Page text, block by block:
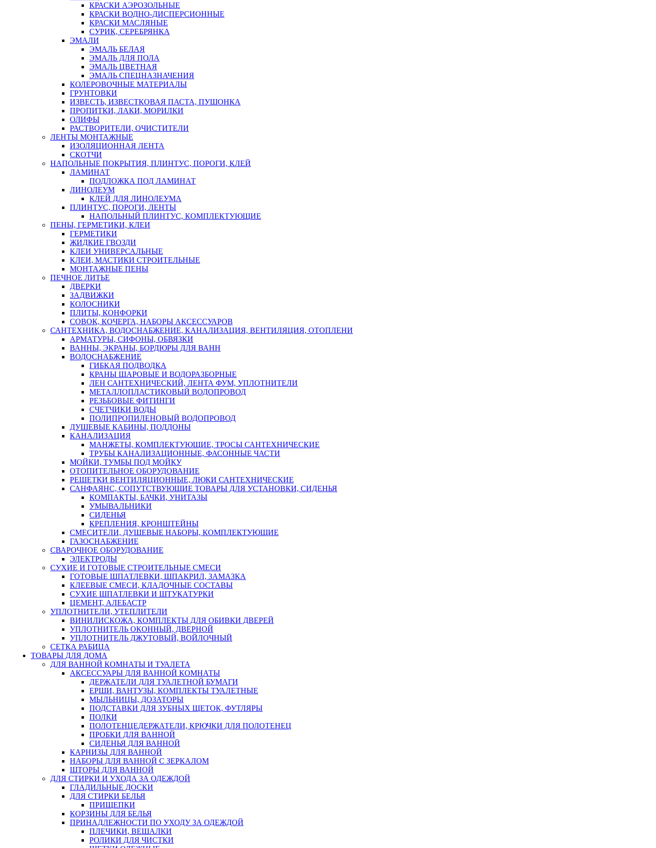
КРАСКИ АЭРОЗОЛЬНЫЕ
КРАСКИ ВОДНО-ДИСПЕРСИОННЫЕ
КРАСКИ МАСЛЯНЫЕ
СУРИК, СЕРЕБРЯНКА
ЭМАЛИ
ЭМАЛЬ БЕЛАЯ
ЭМАЛЬ ДЛЯ ПОЛА
ЭМАЛЬ ЦВЕТНАЯ
ЭМАЛЬ СПЕЦНАЗНАЧЕНИЯ
КОЛЕРОВОЧНЫЕ МАТЕРИАЛЫ
ГРУНТОВКИ
ИЗВЕСТЬ, ИЗВЕСТКОВАЯ ПАСТА, ПУШОНКА
ПРОПИТКИ, ЛАКИ, МОРИЛКИ
ОЛИФЫ
РАСТВОРИТЕЛИ, ОЧИСТИТЕЛИ
ЛЕНТЫ МОНТАЖНЫЕ
ИЗОЛЯЦИОННАЯ ЛЕНТА
СКОТЧИ
НАПОЛЬНЫЕ ПОКРЫТИЯ, ПЛИНТУС, ПОРОГИ, КЛЕЙ
ЛАМИНАТ
ПОДЛОЖКА ПОД ЛАМИНАТ
ЛИНОЛЕУМ
КЛЕЙ ДЛЯ ЛИНОЛЕУМА
ПЛИНТУС, ПОРОГИ, ЛЕНТЫ
НАПОЛЬНЫЙ ПЛИНТУС, КОМПЛЕКТУЮЩИЕ
ПЕНЫ, ГЕРМЕТИКИ, КЛЕИ
ГЕРМЕТИКИ
ЖИДКИЕ ГВОЗДИ
КЛЕИ УНИВЕРСАЛЬНЫЕ
КЛЕИ, МАСТИКИ СТРОИТЕЛЬНЫЕ
МОНТАЖНЫЕ ПЕНЫ
ПЕЧНОЕ ЛИТЬЕ
ДВЕРКИ
ЗАДВИЖКИ
КОЛОСНИКИ
ПЛИТЫ, КОНФОРКИ
СОВОК, КОЧЕРГА, НАБОРЫ АКСЕССУАРОВ
САНТЕХНИКА, ВОДОСНАБЖЕНИЕ, КАНАЛИЗАЦИЯ, ВЕНТИЛЯЦИЯ, ОТОПЛЕНИ
АРМАТУРЫ, СИФОНЫ, ОБВЯЗКИ
ВАННЫ, ЭКРАНЫ, БОРДЮРЫ ДЛЯ ВАНН
ВОДОСНАБЖЕНИЕ
ГИБКАЯ ПОДВОДКА
КРАНЫ ШАРОВЫЕ И ВОДОРАЗБОРНЫЕ
ЛЕН САНТЕХНИЧЕСКИЙ, ЛЕНТА ФУМ, УПЛОТНИТЕЛИ
МЕТАЛЛОПЛАСТИКОВЫЙ ВОДОПРОВОД
РЕЗЬБОВЫЕ ФИТИНГИ
СЧЕТЧИКИ ВОДЫ
ПОЛИПРОПИЛЕНОВЫЙ ВОДОПРОВОД
ДУШЕВЫЕ КАБИНЫ, ПОДДОНЫ
КАНАЛИЗАЦИЯ
МАНЖЕТЫ, КОМПЛЕКТУЮЩИЕ, ТРОСЫ САНТЕХНИЧЕСКИЕ
ТРУБЫ КАНАЛИЗАЦИОННЫЕ, ФАСОННЫЕ ЧАСТИ
МОЙКИ, ТУМБЫ ПОД МОЙКУ
ОТОПИТЕЛЬНОЕ ОБОРУДОВАНИЕ
РЕШЕТКИ ВЕНТИЛЯЦИОННЫЕ, ЛЮКИ САНТЕХНИЧЕСКИЕ
САНФАЯНС, СОПУТСТВУЮЩИЕ ТОВАРЫ ДЛЯ УСТАНОВКИ, СИДЕНЬЯ
КОМПАКТЫ, БАЧКИ, УНИТАЗЫ
УМЫВАЛЬНИКИ
СИДЕНЬЯ
КРЕПЛЕНИЯ, КРОНШТЕЙНЫ
СМЕСИТЕЛИ, ДУШЕВЫЕ НАБОРЫ, КОМПЛЕКТУЮЩИЕ
ГАЗОСНАБЖЕНИЕ
СВАРОЧНОЕ ОБОРУДОВАНИЕ
ЭЛЕКТРОДЫ
СУХИЕ И ГОТОВЫЕ СТРОИТЕЛЬНЫЕ СМЕСИ
ГОТОВЫЕ ШПАТЛЕВКИ, ШПАКРИЛ, ЗАМАЗКА
КЛЕЕВЫЕ СМЕСИ, КЛАДОЧНЫЕ СОСТАВЫ
СУХИЕ ШПАТЛЕВКИ И ШТУКАТУРКИ
ЦЕМЕНТ, АЛЕБАСТР
УПЛОТНИТЕЛИ, УТЕПЛИТЕЛИ
ВИНИЛИСКОЖА, КОМПЛЕКТЫ ДЛЯ ОБИВКИ ДВЕРЕЙ
УПЛОТНИТЕЛЬ ОКОННЫЙ, ДВЕРНОЙ
УПЛОТНИТЕЛЬ ДЖУТОВЫЙ, ВОЙЛОЧНЫЙ
СЕТКА РАБИЦА
ТОВАРЫ ДЛЯ ДОМА
ДЛЯ ВАННОЙ КОМНАТЫ И ТУАЛЕТА
АКСЕССУАРЫ ДЛЯ ВАННОЙ КОМНАТЫ
ДЕРЖАТЕЛИ ДЛЯ ТУАЛЕТНОЙ БУМАГИ
ЕРШИ, ВАНТУЗЫ, КОМПЛЕКТЫ ТУАЛЕТНЫЕ
МЫЛЬНИЦЫ, ДОЗАТОРЫ
ПОДСТАВКИ ДЛЯ ЗУБНЫХ ЩЕТОК, ФУТЛЯРЫ
ПОЛКИ
ПОЛОТЕНЦЕДЕРЖАТЕЛИ, КРЮЧКИ ДЛЯ ПОЛОТЕНЕЦ
ПРОБКИ ДЛЯ ВАННОЙ
СИДЕНЬЯ ДЛЯ ВАННОЙ
КАРНИЗЫ ДЛЯ ВАННОЙ
НАБОРЫ ДЛЯ ВАННОЙ С ЗЕРКАЛОМ
ШТОРЫ ДЛЯ ВАННОЙ
ДЛЯ СТИРКИ И УХОДА ЗА ОДЕЖДОЙ
ГЛАДИЛЬНЫЕ ДОСКИ
ДЛЯ СТИРКИ БЕЛЬЯ
ПРИЩЕПКИ
КОРЗИНЫ ДЛЯ БЕЛЬЯ
ПРИНАДЛЕЖНОСТИ ПО УХОДУ ЗА ОДЕЖДОЙ
ПЛЕЧИКИ, ВЕШАЛКИ
РОЛИКИ ДЛЯ ЧИСТКИ